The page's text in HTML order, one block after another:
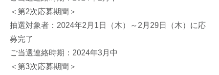
＜第2次応募期間＞
抽選対象者：2024年2月1日（木）～2月29日（木）に応
募完了
ご当選連絡時期：2024年3月中
＜第3次応募期間＞